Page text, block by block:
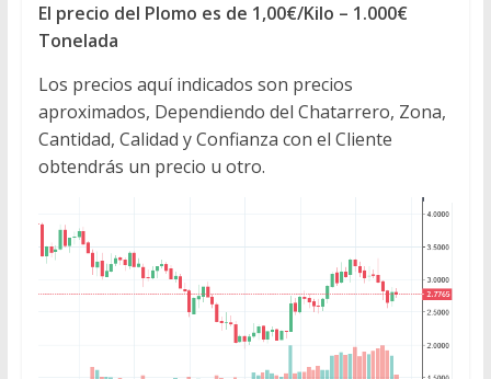
El precio del Plomo es de 1,00€/Kilo – 1.000€
Tonelada
Los precios aquí indicados son precios
aproximados, Dependiendo del Chatarrero, Zona,
Cantidad, Calidad y Confianza con el Cliente
obtendrás un precio u otro.